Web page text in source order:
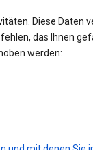
Diese Daten
das Ihnen
werden: